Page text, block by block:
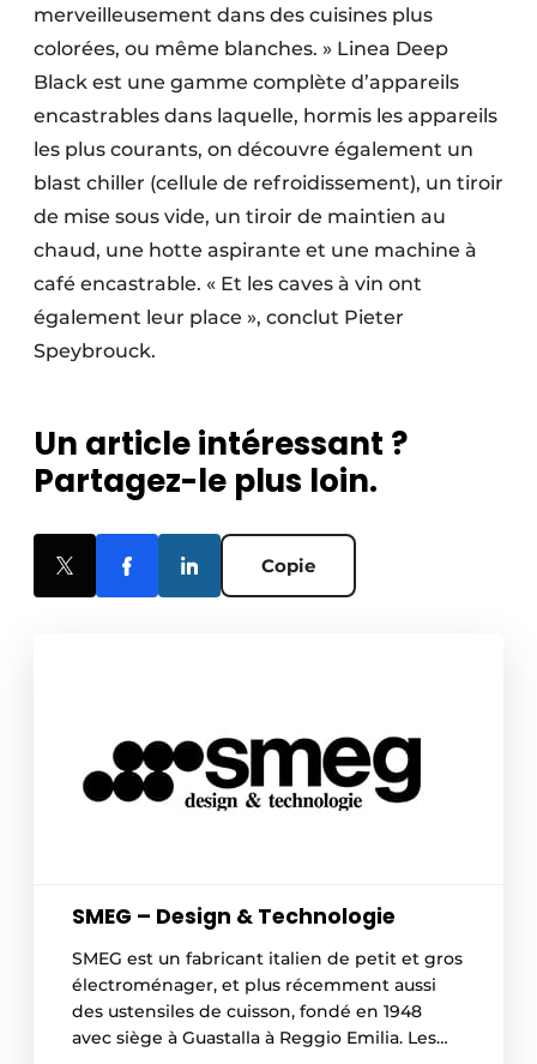
merveilleusement dans des cuisines plus
colorées, ou même blanches. » Linea Deep
Black est une gamme complète d’appareils
encastrables dans laquelle, hormis les appareils
les plus courants, on découvre également un
blast chiller (cellule de refroidissement), un tiroir
de mise sous vide, un tiroir de maintien au
chaud, une hotte aspirante et une machine à
café encastrable. « Et les caves à vin ont
également leur place », conclut Pieter
Speybrouck.
Un article intéressant ?
Partagez-le plus loin.
Copie
SMEG – Design & Technologie
SMEG est un fabricant italien de petit et gros
électroménager, et plus récemment aussi
des ustensiles de cuisson, fondé en 1948
avec siège à Guastalla à Reggio Emilia. Les